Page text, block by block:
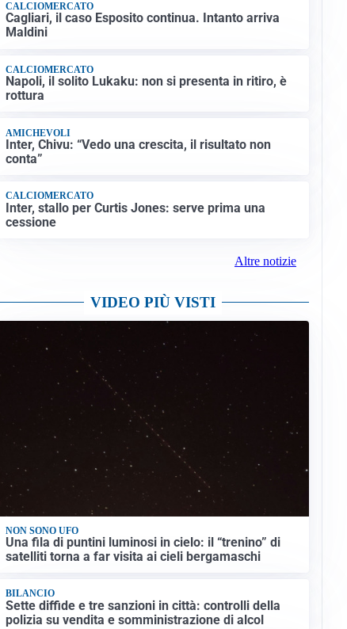
CALCIOMERCATO
Cagliari, il caso Esposito continua. Intanto arriva
Maldini
CALCIOMERCATO
Napoli, il solito Lukaku: non si presenta in ritiro, è
rottura
AMICHEVOLI
Inter, Chivu: “Vedo una crescita, il risultato non
conta”
CALCIOMERCATO
Inter, stallo per Curtis Jones: serve prima una
cessione
Altre notizie
VIDEO PIÙ VISTI
NON SONO UFO
Una fila di puntini luminosi in cielo: il “trenino” di
satelliti torna a far visita ai cieli bergamaschi
BILANCIO
Sette diffide e tre sanzioni in città: controlli della
polizia su vendita e somministrazione di alcol